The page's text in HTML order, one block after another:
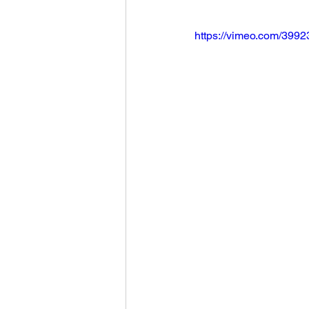
https://vimeo.com/